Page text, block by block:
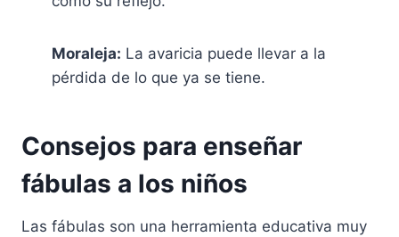
Moraleja: La avaricia puede llevar a la
pérdida de lo que ya se tiene.
Consejos para enseñar
fábulas a los niños
Las fábulas son una herramienta educativa muy